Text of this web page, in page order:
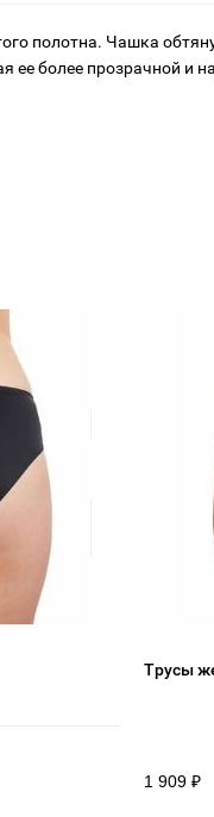
полотна. Чашка
ее более прозрачной и
Трусы
1 909 ₽